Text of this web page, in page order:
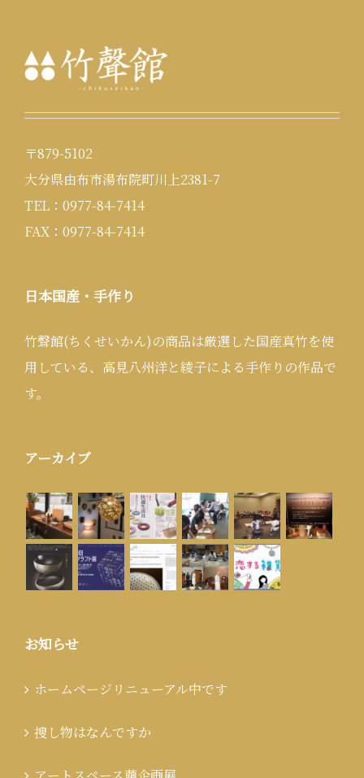
〒879-5102
大分県由布市湯布院町川上2381-7
TEL：0977-84-7414
FAX：0977-84-7414
日本国産・手作り
竹聲館(ちくせいかん)の商品は厳選した国産真竹を使
用している、高見八州洋と綾子による手作りの作品で
す。
アーカイブ
お知らせ
ホームページリニューアル中です
捜し物はなんですか